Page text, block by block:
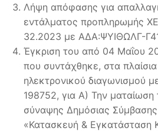
Λήψη απόφασης για
εντάλματος προπληρωμής
32.2023 με ΑΔΑ:ΨΥΙΘΩΛΓ-
Έγκριση του από 04 Μαΐου
που συντάχθηκε, στα
ηλεκτρονικού διαγωνισμού
198752, για Α) Την ματαίωση
σύναψης Δημόσιας Σύμβασης
«Κατασκευή & Εγκατάσταση